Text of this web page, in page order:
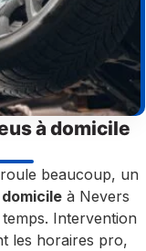
à domicile
beaucoup, un
à Nevers
Intervention
les horaires pro,